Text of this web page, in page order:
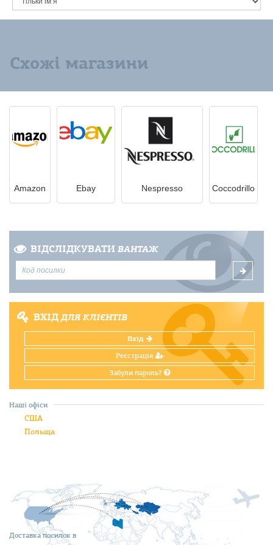
Схожі магазини
Amazon Ebay Nespresso Coccodrillo
ВІДСЛІДКУВАТИ ВАНТАЖ
ВХІДДЛЯ КЛІЄНТІВ
Вхід
Реєстрація
Забули пароль?
Доставка посилок в
Наші офіси
США
Польща